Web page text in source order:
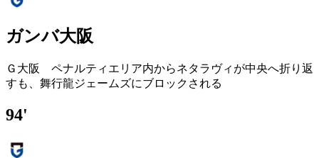
ガンバ大阪
Ｇ大阪 ペナルティエリア内からネタラヴィが中央へ折り返
すも、舞行龍ジェームズにブロックされる
94'